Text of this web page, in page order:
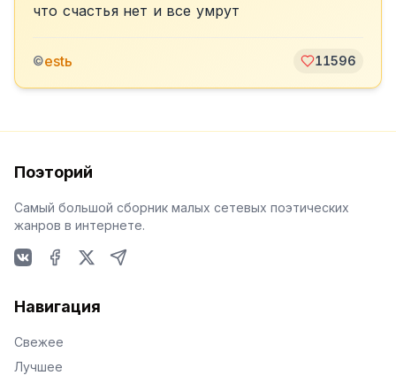
что счастья нет и все умрут
©estь 11596
Поэторий
Самый большой сборник малых сетевых поэтических
жанров в интернете.
Навигация
Свежее
Лучшее